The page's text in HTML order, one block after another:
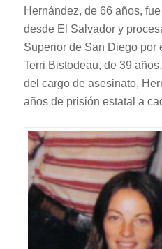
Hernández, de 66 años,
desde El Salvador y
Superior de San Diego por
Terri Bistodeau, de 39
del cargo de asesinato,
años de prisión estatal a